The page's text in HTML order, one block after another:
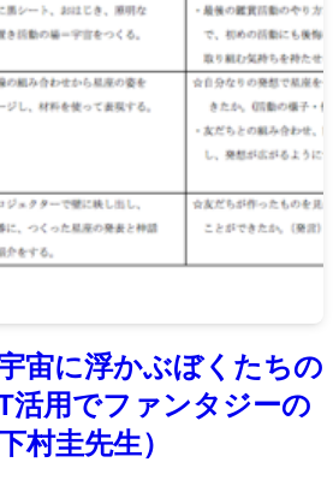
宇宙に浮かぶぼくたちの
活用でファンタジーの
村圭先生）